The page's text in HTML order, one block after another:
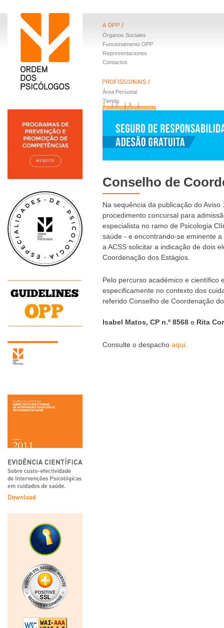
Órganos Sociales
Funcionamento OPP
Representaciones
Contactos
Área Personal
Tienda
Registro / Inscripción
1 2 3
Conselho de
Na sequência da publicação do
procedimento concursal para
especialista no ramo de Psicologia
saúde - e encontrando-se eminente
a ACSS solicitar a indicação de dois
Coordenação dos Estágios.
Pelo percurso académico e científico
especificamente no contexto dos
referido Conselho de Coordenação
Isabel Matos, CP n.º 8568 e Rita
Consulte o despacho aqui